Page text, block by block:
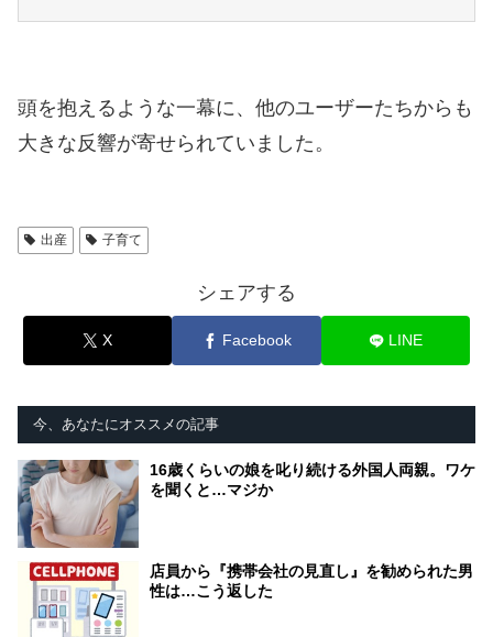
頭を抱えるような一幕に、他のユーザーたちからも
大きな反響が寄せられていました。
出産 子育て
シェアする
X Facebook LINE
今、あなたにオススメの記事
16歳くらいの娘を叱り続ける外国人両親。ワケ
を聞くと…マジか
店員から『携帯会社の見直し』を勧められた男
性は…こう返した